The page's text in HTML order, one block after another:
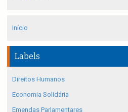
Início
Labels
Direitos Humanos
Economia Solidária
Emendas Parlamentares